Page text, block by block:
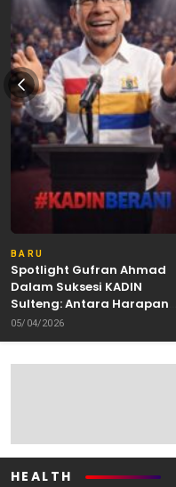
BARU
Spotlight Gufran Ahmad
Dalam Suksesi KADIN
Sulteng: Antara Harapan
dan Kebutuhan Perubahan
Oleh: Anshar Munir
05/04/2026
HEALTH